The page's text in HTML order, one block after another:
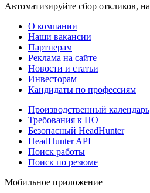
Автоматизируйте сбор откликов,
О компании
Наши вакансии
Партнерам
Реклама на сайте
Новости и статьи
Инвесторам
Кандидаты по профессиям
Производственный календарь
Требования к ПО
Безопасный HeadHunter
HeadHunter API
Поиск работы
Поиск по резюме
Мобильное приложение